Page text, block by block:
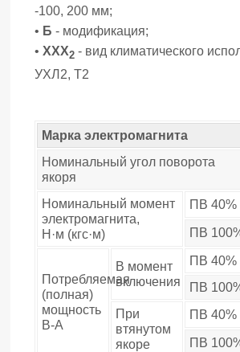
-100, 200 мм;
• Б - модификация;
• ХХХ2 - вид климатического
УХЛ2, Т2
Марка электромагнита
Номинальный угол поворота
якоря
Номинальный момент
электромагнита,
Н·м (кгс·м)
ПВ 40%
ПВ
Потребляемая
(полная)
мощность
В-А
В момент
включения
ПВ 40%
ПВ
При
втянутом
якоре
ПВ 40%
ПВ